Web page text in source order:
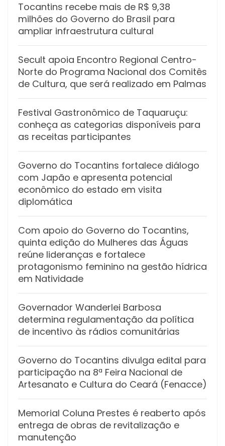
Tocantins recebe mais de R$ 9,38
milhões do Governo do Brasil para
ampliar infraestrutura cultural
Secult apoia Encontro Regional Centro-
Norte do Programa Nacional dos Comitês
de Cultura, que será realizado em Palmas
Festival Gastronômico de Taquaruçu:
conheça as categorias disponíveis para
as receitas participantes
Governo do Tocantins fortalece diálogo
com Japão e apresenta potencial
econômico do estado em visita
diplomática
Com apoio do Governo do Tocantins,
quinta edição do Mulheres das Águas
reúne lideranças e fortalece
protagonismo feminino na gestão hídrica
em Natividade
Governador Wanderlei Barbosa
determina regulamentação da política
de incentivo às rádios comunitárias
Governo do Tocantins divulga edital para
participação na 8ª Feira Nacional de
Artesanato e Cultura do Ceará (Fenacce)
Memorial Coluna Prestes é reaberto após
entrega de obras de revitalização e
manutenção